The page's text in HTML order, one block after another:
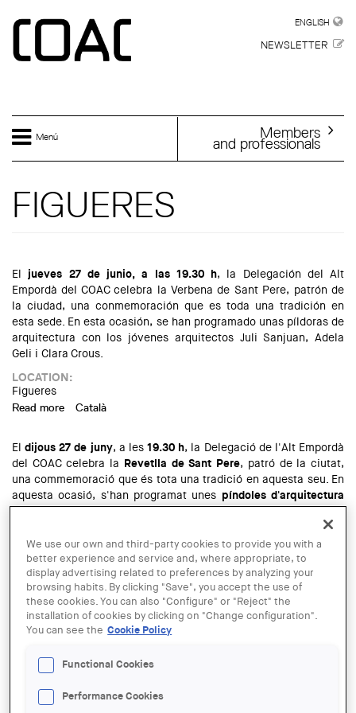
ENGLISH
NEWSLETTER
Menú Members
and professionals
FIGUERES
El jueves 27 de junio, a las 19.30 h, la Delegación del Alt
Empordà del COAC celebra la Verbena de Sant Pere, patrón de
la ciudad, una conmemoración que es toda una tradición en
esta sede. En esta ocasión, se han programado unas píldoras de
arquitectura con los jóvenes arquitectos Juli Sanjuan, Adela
Geli i Clara Crous.
LOCATION:
Figueres
Read more about “Experiencias arquitectónicas a través del viaje”, en
Català
Eldijous 27 de juny, a les19.30 h, la Delegació de l'Alt Empordà
del COAC celebra la Revetlla de Sant Pere, patró de la ciutat,
una commemoració que és tota una tradició en aquesta seu. En
aquesta ocasió, s'han programat unes píndoles d'arquitectura
amb els joves arquitectes Juli Sanjuan, Adela Geli i Clara
LOCATION:
Figueres
Read moreabout Experiències arquitectòniques a través del viatge, a
Figueres
Español
La Delegación del Alt Empordà del COAC inicia, eljueves 13 de
junio (19.30 h), la cuarta edición del
Universitat Ramon Llull. El autor presentará su tesis doctoral
de ocupación temporal del paisaje litoral de Cataluña".
We use our own and third-party cookies to provide you with a
better experience and service and, where appropriate, to
display advertising related to preferences by analyzing your
browsing habits. By clicking "Save", you accept the use of
these cookies. You can also "Configure" or "Reject" the
installation of cookies by clicking on "Change configuration".
You can see the Cookie Policy
Functional Cookies
Performance Cookies